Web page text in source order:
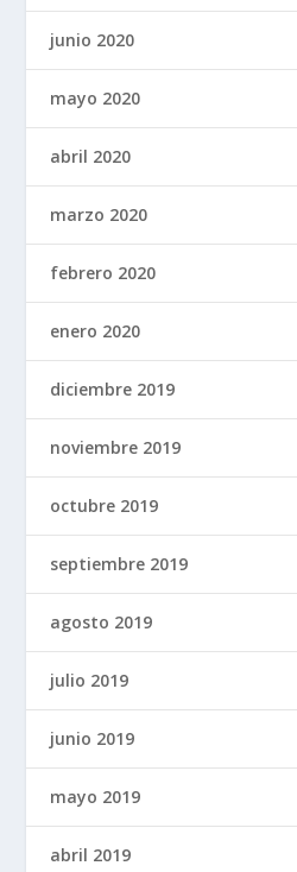
junio 2020
mayo 2020
abril 2020
marzo 2020
febrero 2020
enero 2020
diciembre 2019
noviembre 2019
octubre 2019
septiembre 2019
agosto 2019
julio 2019
junio 2019
mayo 2019
abril 2019